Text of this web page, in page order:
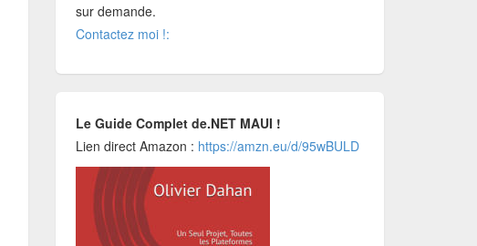
sur demande.
Contactez moi !:
Le Guide Complet de.NET MAUI !
Lien direct Amazon : https://amzn.eu/d/95wBULD